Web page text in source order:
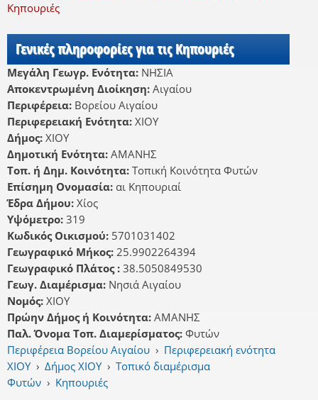
Κηπουριές
Γενικές πληροφορίες για τις Κηπουριές
Μεγάλη Γεωγρ. Ενότητα: ΝΗΣΙΑ
Αποκεντρωμένη Διοίκηση: Αιγαίου
Περιφέρεια: Βορείου Αιγαίου
Περιφερειακή Ενότητα: ΧΙΟΥ
Δήμος: ΧΙΟΥ
Δημοτική Ενότητα: ΑΜΑΝΗΣ
Τοπ. ή Δημ. Κοινότητα: Τοπική Κοινότητα Φυτών
Επίσημη Ονομασία: αι Κηπουριαί
Έδρα Δήμου: Χίος
Υψόμετρο: 319
Κωδικός Οικισμού: 5701031402
Γεωγραφικό Μήκος: 25.9902264394
Γεωγραφικό Πλάτος : 38.5050849530
Γεωγ. Διαμέρισμα: Νησιά Αιγαίου
Νομός: ΧΙΟΥ
Πρώην Δήμος ή Κοινότητα: ΑΜΑΝΗΣ
Παλ. Όνομα Τοπ. Διαμερίσματος: Φυτών
Περιφέρεια Βορείου Αιγαίου › Περιφερειακή ενότητα
ΧΙΟΥ › Δήμος ΧΙΟΥ › Τοπικό διαμέρισμα
Φυτών › Κηπουριές